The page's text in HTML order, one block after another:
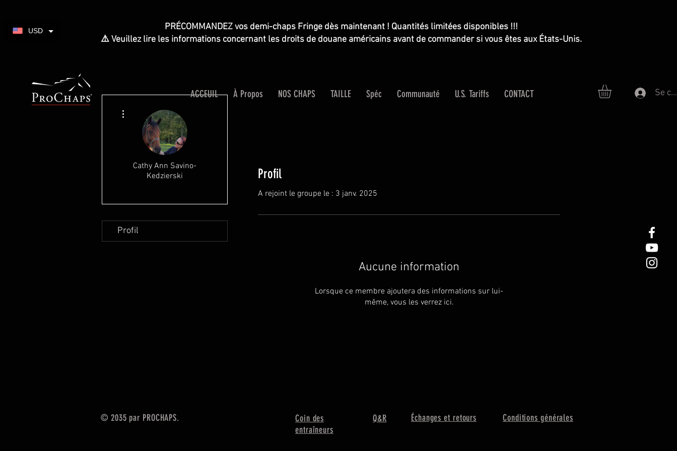
PRÉCOMMANDEZ vos demi-chaps Fringe dès maintenant ! Quantités limitées disponibles !!!
⚠️ Veuillez lire les informations concernant les droits de douane américains avant de commander si vous êtes aux États-Unis.
ACCEUIL À Propos NOS CHAPS TAILLE Spéc Communauté U.S. Tariffs CONTACT Se
Profil
A rejoint le groupe le : 3 janv. 2025
Aucune information
Lorsque ce membre ajoutera des informations sur lui-
même, vous les verrez ici.
Cathy Ann Savino-
Kedzierski
Profil
© 2035 par PROCHAPS.
Coin des
entraîneurs
Q&R Échanges et retours Conditions générales
USD